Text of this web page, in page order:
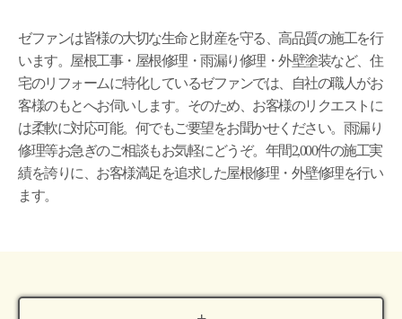
ゼファンは皆様の大切な生命と財産を守る、高品質の施工を行
います。屋根工事・屋根修理・雨漏り修理・外壁塗装など、住
宅のリフォームに特化しているゼファンでは、自社の職人がお
客様のもとへお伺いします。そのため、お客様のリクエストに
は柔軟に対応可能。何でもご要望をお聞かせください。雨漏り
修理等お急ぎのご相談もお気軽にどうぞ。年間2,000件の施工実
績を誇りに、お客様満足を追求した屋根修理・外壁修理を行い
ます。